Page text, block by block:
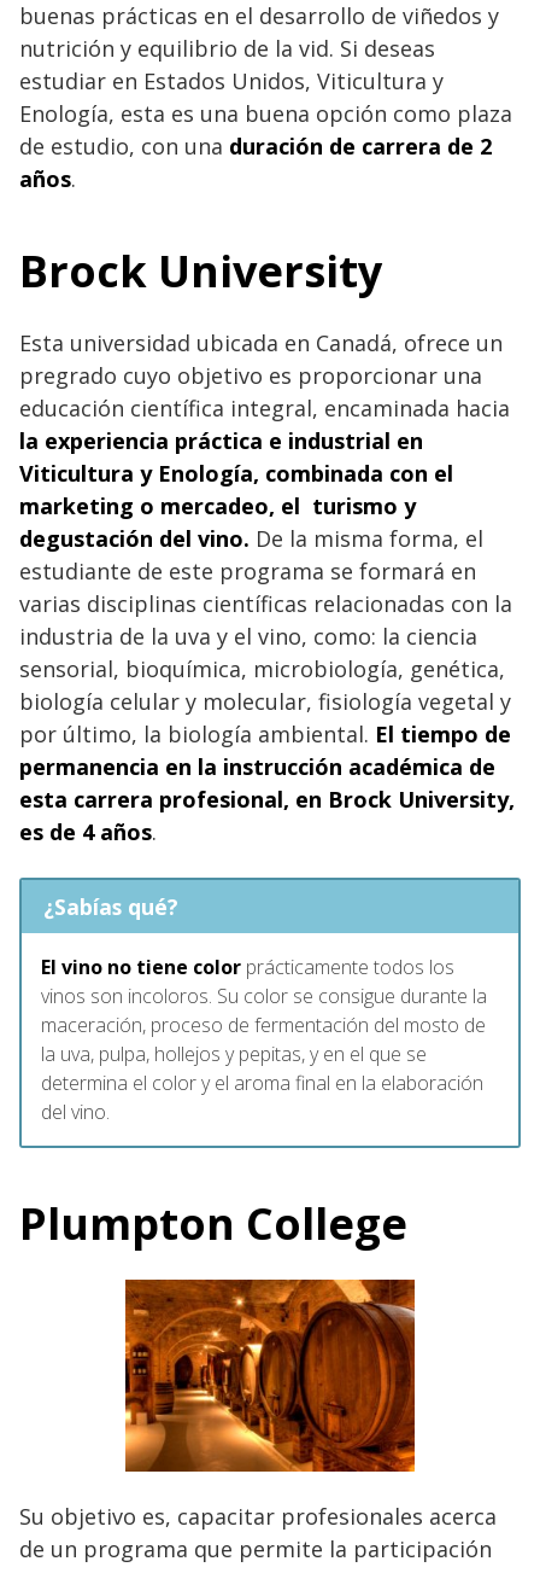
buenas prácticas en el desarrollo de viñedos y
nutrición y equilibrio de la vid. Si deseas
estudiar en Estados Unidos, Viticultura y
Enología, esta es una buena opción como plaza
de estudio, con una duración de carrera de 2
años.
Brock University
Esta universidad ubicada en Canadá, ofrece un
pregrado cuyo objetivo es proporcionar una
educación científica integral, encaminada hacia
la experiencia práctica e industrial en
Viticultura y Enología, combinada con el
marketing o mercadeo, el turismo y
degustación del vino. De la misma forma, el
estudiante de este programa se formará en
varias disciplinas científicas relacionadas con la
industria de la uva y el vino, como: la ciencia
sensorial, bioquímica, microbiología, genética,
biología celular y molecular, fisiología vegetal y
por último, la biología ambiental. El tiempo de
permanencia en la instrucción académica de
esta carrera profesional, en Brock University,
es de 4 años.
¿Sabías qué?
El vino no tiene color prácticamente todos los
vinos son incoloros. Su color se consigue durante la
maceración, proceso de fermentación del mosto de
la uva, pulpa, hollejos y pepitas, y en el que se
determina el color y el aroma final en la elaboración
del vino.
Plumpton College
Su objetivo es, capacitar profesionales acerca
de un programa que permite la participación